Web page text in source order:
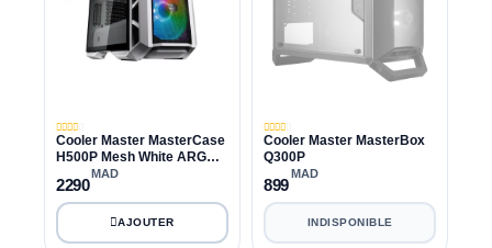
Cooler Master MasterCase
H500P Mesh White ARGB
Edition
2290
MAD
Cooler Master MasterBox
Q300P
899
MAD
INDISPONIBLE